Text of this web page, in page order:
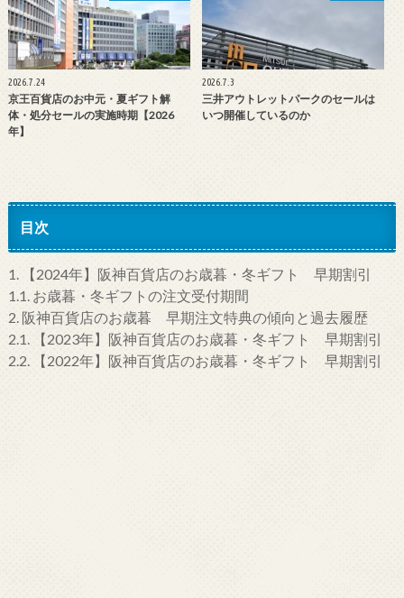
2026.7.24
京王百貨店のお中元・夏ギフト解
体・処分セールの実施時期【2026
年】
2026.7.3
三井アウトレットパークのセールは
いつ開催しているのか
目次
1.
【2024年】阪神百貨店のお歳暮・冬ギフト 早期割引
1.1. お歳暮・冬ギフトの注文受付期間
2. 阪神百貨店のお歳暮 早期注文特典の傾向と過去履歴
2.1.
【2023年】阪神百貨店のお歳暮・冬ギフト 早期割引
2.2.
【2022年】阪神百貨店のお歳暮・冬ギフト 早期割引